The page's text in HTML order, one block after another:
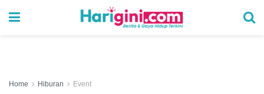
Home Hiburan Event